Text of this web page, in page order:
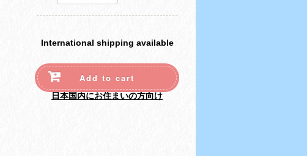
International shipping available
Add to cart
日本国内にお住まいの方向け